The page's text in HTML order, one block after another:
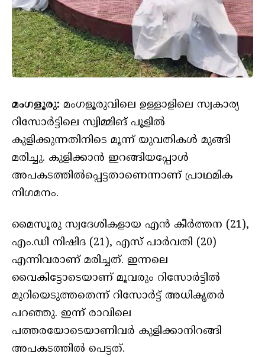
മംഗളൂരു: മംഗളൂരുവിലെ ഉള്ളാളിലെ സ്വകാര്യ
റിസോർട്ടിലെ സ്വിമ്മിങ് പൂളിൽ
കുളിക്കുന്നതിനിടെ മൂന്ന് യുവതികൾ മുങ്ങി
മരിച്ചു. കുളിക്കാൻ ഇറങ്ങിയപ്പോൾ
അപകടത്തിൽപ്പെട്ടതാണെന്നാണ് പ്രാഥമിക
നിഗമനം.
മൈസൂരു സ്വദേശികളായ എൻ കീർത്തന (21),
എം.ഡി നിഷിദ (21), എസ് പാർവതി (20)
എന്നിവരാണ് മരിച്ചത്. ഇന്നലെ
വൈകിട്ടോടെയാണ് മൂവരും റിസോർട്ടിൽ
മുറിയെടുത്തതെന്ന് റിസോർട്ട് അധികൃതർ
പറഞ്ഞു. ഇന്ന് രാവിലെ
പത്തരയോടെയാണിവർ കുളിക്കാനിറങ്ങി
അപകടത്തിൽ പെട്ടത്.